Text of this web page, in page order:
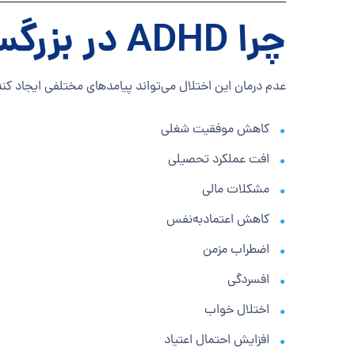
چرا ADHD در بزرگسالان درمان شود؟
عدم درمان این اختلال می‌تواند پیامدهای مختلفی ایجاد
کاهش موفقیت شغلی
افت عملکرد تحصیلی
مشکلات مالی
کاهش اعتمادبه‌نفس
اضطراب مزمن
افسردگی
اختلال خواب
افزایش احتمال اعتیاد